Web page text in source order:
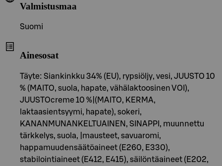
Valmistusmaa
Suomi
Ainesosat
Täyte: Siankinkku 34% (EU), rypsiöljy, vesi, JUUSTO 10
% (MAITO, suola, hapate, vähälaktoosinen VOI),
JUUSTOcreme 10 %|(MAITO, KERMA,
laktaasientsyymi, hapate), sokeri,
KANANMUNANKELTUAINEN, SINAPPI, muunnettu
tärkkelys, suola, |mausteet, savuaromi,
happamuudensäätöaineet (E260, E330),
stabilointiaineet (E412, E415), säilöntäaineet (E202,